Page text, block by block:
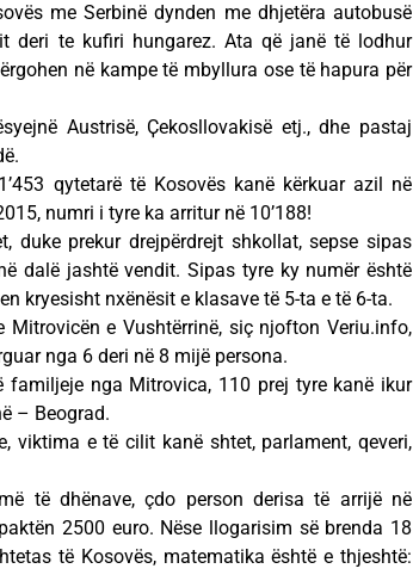
me Serbinë dynden me dhjetëra autobusë
deri te kufiri hungarez. Ata që janë të lodhur
në kampe të mbyllura ose të hapura për
Austrisë, Ҫekosllovakisë etj., dhe pastaj
qytetarë të Kosovës kanë kërkuar azil në
numri i tyre ka arritur në 10’188!
prekur drejpërdrejt shkollat, sepse sipas
dalë jashtë vendit. Sipas tyre ky numër është
kryesisht nxënësit e klasave të 5-ta e të 6-ta.
e Vushtërrinë, siç njofton Veriu.info,
nga 6 deri në 8 mijë persona.
familjeje nga Mitrovica, 110 prej tyre kanë ikur
– Beograd.
viktima e të cilit kanë shtet, parlament, qeveri,
të dhënave, çdo person derisa të arrijë në
2500 euro. Nëse llogarisim së brenda 18
të Kosovës, matematika është e thjeshtë: